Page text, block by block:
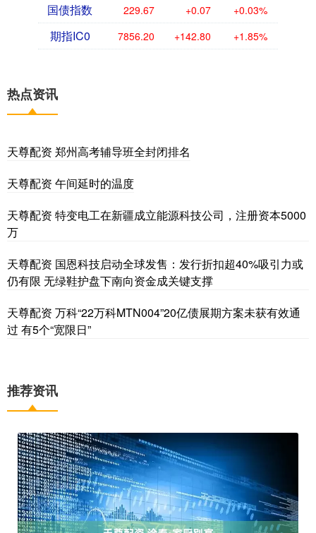
国债指数 229.67 +0.07 +0.03%
期指IC0 7856.20 +142.80 +1.85%
热点资讯
天尊配资 郑州高考辅导班全封闭排名
天尊配资 午间延时的温度
天尊配资 特变电工在新疆成立能源科技公司，注册资本5000
万
天尊配资 国恩科技启动全球发售：发行折扣超40%吸引力或
仍有限 无绿鞋护盘下南向资金成关键支撑
天尊配资 万科“22万科MTN004”20亿债展期方案未获有效通
过 有5个“宽限日”
推荐资讯